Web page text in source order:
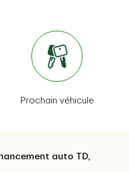
de fin de semaine, de
à de l’eau potable et
Prochain véhicule
auto TD,